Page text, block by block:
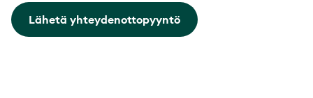
Lähetä yhteydenottopyyntö